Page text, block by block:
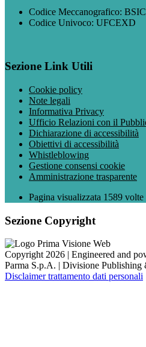
Codice Meccanografico:
Codice Univoco: UFCEXD
Sezione Link Utili
Cookie policy
Note legali
Informativa Privacy
Ufficio Relazioni con il
Dichiarazione di accessibilità
Obiettivi di accessibilità
Whistleblowing
Gestione consensi cookie
Amministrazione trasparente
Pagina visualizzata 1589 volte
Sezione Copyright
Copyright 2026 | Engineered and
Parma S.p.A. | Divisione
Disclaimer trattamento dati personali